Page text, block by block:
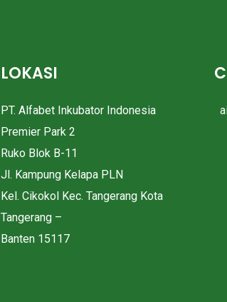
LOKASI
PT. Alfabet Inkubator Indonesia
Premier Park 2
Ruko Blok B-11
Jl. Kampung Kelapa PLN
Kel. Cikokol Kec. Tangerang Kota
Tangerang –
Banten 15117